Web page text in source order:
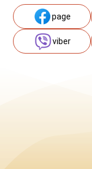
page
viber